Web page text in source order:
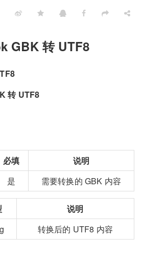
GBK 转 UTF8
转 UTF8
必填
说明
是 需要转换的 GBK 内容
说明
转换后的 UTF8 内容